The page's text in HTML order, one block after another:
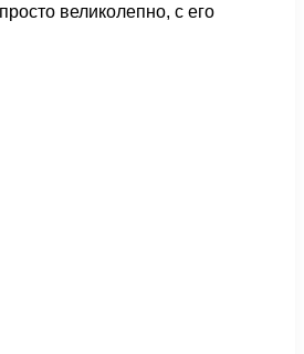
великолепно, с его